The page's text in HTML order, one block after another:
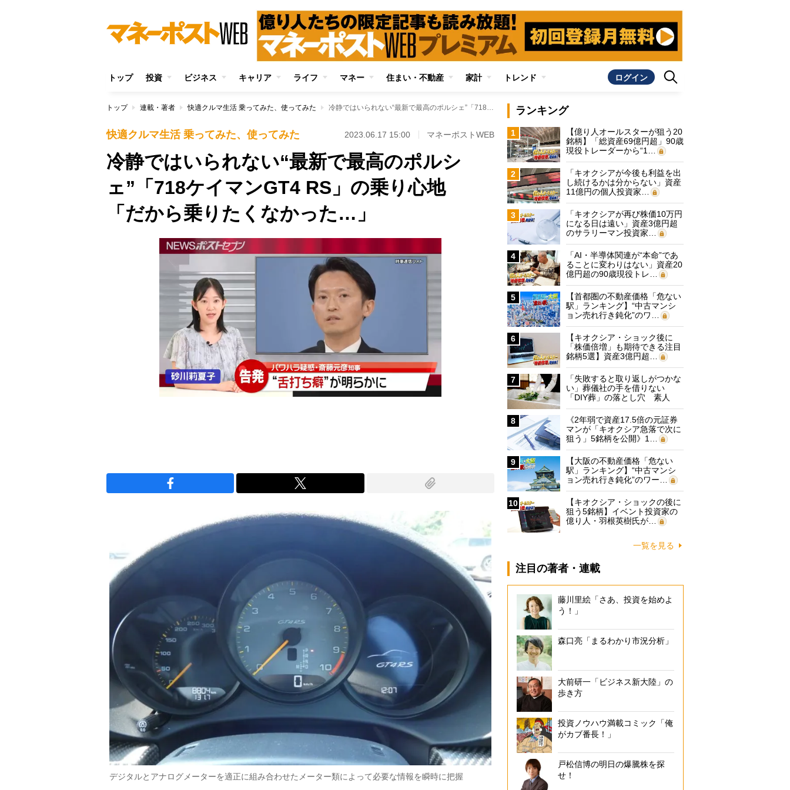
トップ 投資 ビジネス キャリア ライフ マネー 住まい・不動産 家計 トレンド ログイン
トップ 連載・著者 快適クルマ生活 乗ってみた、使ってみた 冷静ではいられない“最新で最高のポルシェ”「718ケイマンGT4 RS」の乗り心地 「だから乗りたくなかった…」
快適クルマ生活 乗ってみた、使ってみた 2023.06.17 15:00 マネーポストWEB
冷静ではいられない“最新で最高のポルシ
ェ”「718ケイマンGT4 RS」の乗り心地
「だから乗りたくなかった…」
デジタルとアナログメーターを適正に組み合わせたメーター類によって必要な情報を瞬時に把握
ランキング
1
【億り人オールスターが狙う20
銘柄】「総資産69億円超」90歳
現役トレーダーから“1…
2
「キオクシアが今後も利益を出
し続けるかは分からない」資産
11億円の個人投資家…
3
「キオクシアが再び株価10万円
になる日は遠い」資産3億円超
のサラリーマン投資家…
4
「AI・半導体関連が“本命”であ
ることに変わりはない」資産20
億円超の90歳現役トレ…
5
【首都圏の不動産価格「危ない
駅」ランキング】“中古マンシ
ョン売れ行き鈍化”のワ…
6
【キオクシア・ショック後に
「株価倍増」も期待できる注目
銘柄5選】資産3億円超…
7
「失敗すると取り返しがつかな
い」葬儀社の手を借りない
「DIY葬」の落とし穴 素人
に…
8
《2年弱で資産17.5倍の元証券
マンが「キオクシア急落で次に
狙う」5銘柄を公開》1…
9
【大阪の不動産価格「危ない
駅」ランキング】“中古マンシ
ョン売れ行き鈍化”のワー…
10
【キオクシア・ショックの後に
狙う5銘柄】イベント投資家の
億り人・羽根英樹氏が…
一覧を見る
注目の著者・連載
藤川里絵「さあ、投資を始めよ
う！」
森口亮「まるわかり市況分析」
大前研一「ビジネス新大陸」の
歩き方
投資ノウハウ満載コミック「俺
がカブ番長！」
戸松信博の明日の爆騰株を探
せ！